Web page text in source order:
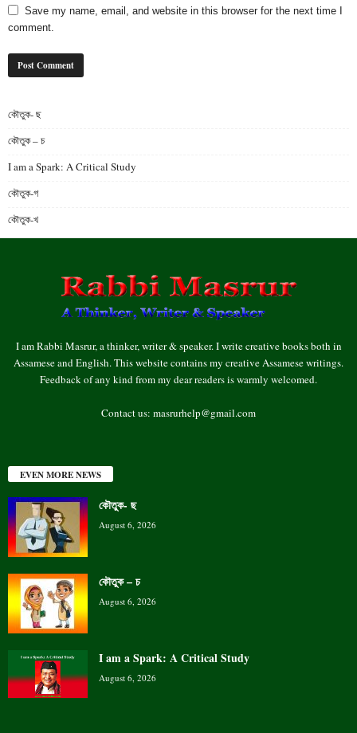
Save my name, email, and website in this browser for the next time I
comment.
কৌতুক- ছ
কৌতুক – চ
I am a Spark: A Critical Study
কৌতুক-গ
কৌতুক-খ
I am Rabbi Masrur, a thinker, writer & speaker. I write creative books both in
Assamese and English. This website contains my creative Assamese writings.
Feedback of any kind from my dear readers is warmly welcomed.
Contact us: masrurhelp@gmail.com
EVEN MORE NEWS
কৌতুক- ছ
August 6, 2026
কৌতুক – চ
August 6, 2026
I am a Spark: A Critical Study
August 6, 2026